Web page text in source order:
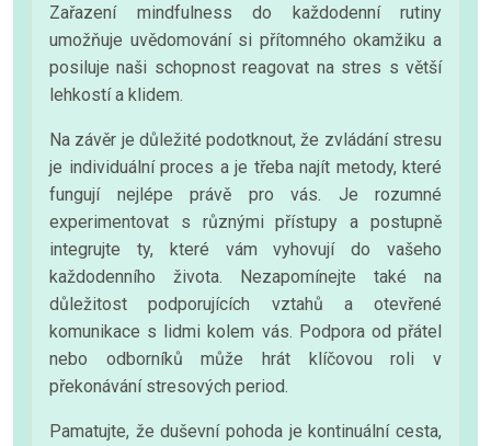
Zařazení mindfulness do každodenní rutiny
umožňuje uvědomování si přítomného okamžiku a
posiluje naši schopnost reagovat na stres s větší
lehkostí a klidem.
Na závěr je důležité podotknout, že zvládání stresu
je individuální proces a je třeba najít metody, které
fungují nejlépe právě pro vás. Je rozumné
experimentovat s různými přístupy a postupně
integrujte ty, které vám vyhovují do vašeho
každodenního života. Nezapomínejte také na
důležitost podporujících vztahů a otevřené
komunikace s lidmi kolem vás. Podpora od přátel
nebo odborníků může hrát klíčovou roli v
překonávání stresových period.
Pamatujte, že duševní pohoda je kontinuální cesta,